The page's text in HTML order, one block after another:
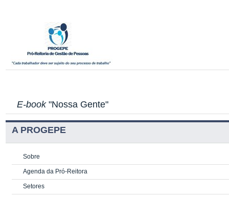
E-book"Nossa Gente"
A PROGEPE
Sobre
Agenda da Pró-Reitora
Setores